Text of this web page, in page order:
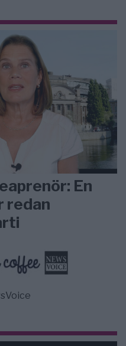
En
redan